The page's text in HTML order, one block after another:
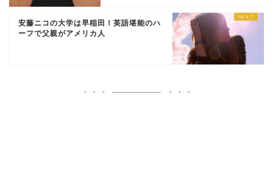
安藤ニコの大学は早稲田！英語堪能のハ
ーフで父親がアメリカ人